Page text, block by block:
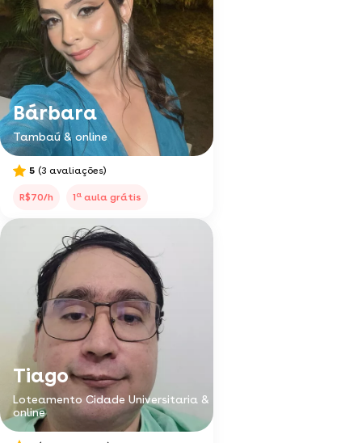
Bárbara
Tambaú & online
5 (3 avaliações)
R$70/h 1a aula grátis
Tiago
Loteamento Cidade Universitaria &
online